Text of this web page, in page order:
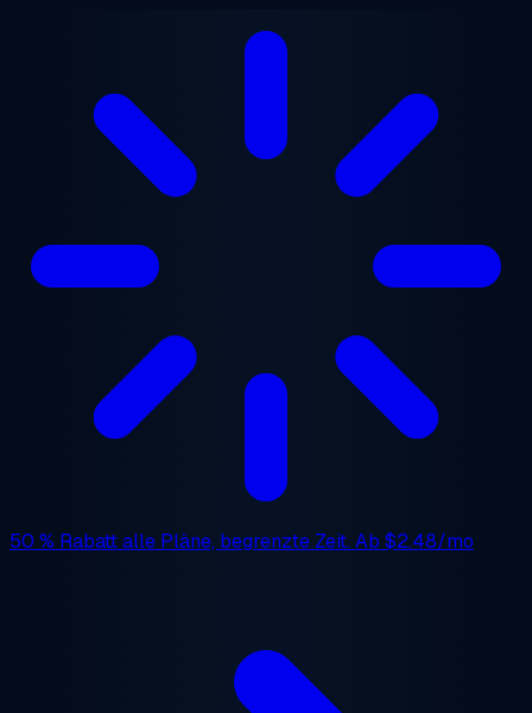
50 % Rabattalle Pläne, begrenzte Zeit. Ab $2.48/mo